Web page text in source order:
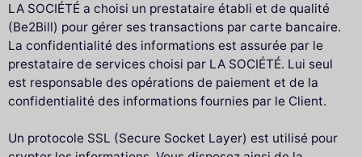
LA SOCIÉTÉ a choisi un prestataire établi et de qualité
(Be2Bill) pour gérer ses transactions par carte bancaire.
La confidentialité des informations est assurée par le
prestataire de services choisi par LA SOCIÉTÉ. Lui seul
est responsable des opérations de paiement et de la
confidentialité des informations fournies par le Client.
Un protocole SSL (Secure Socket Layer) est utilisé pour